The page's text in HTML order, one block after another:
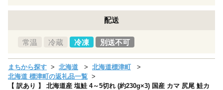
配送
常温 冷蔵 冷凍 別送不可
まちから探す 北海道
北海道標津町
北海道 標津町の返礼品一覧
【 訳あり 】 北海道産 塩鮭 4～5切れ (約230g×3) 国産 カマ 尻尾 鮭カ